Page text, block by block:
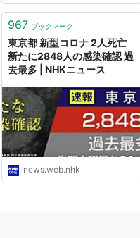
967 ブックマーク
東京都 新型コロナ 2人死亡
新たに2848人の感染確認 過
去最多 | NHKニュース
news.web.nhk